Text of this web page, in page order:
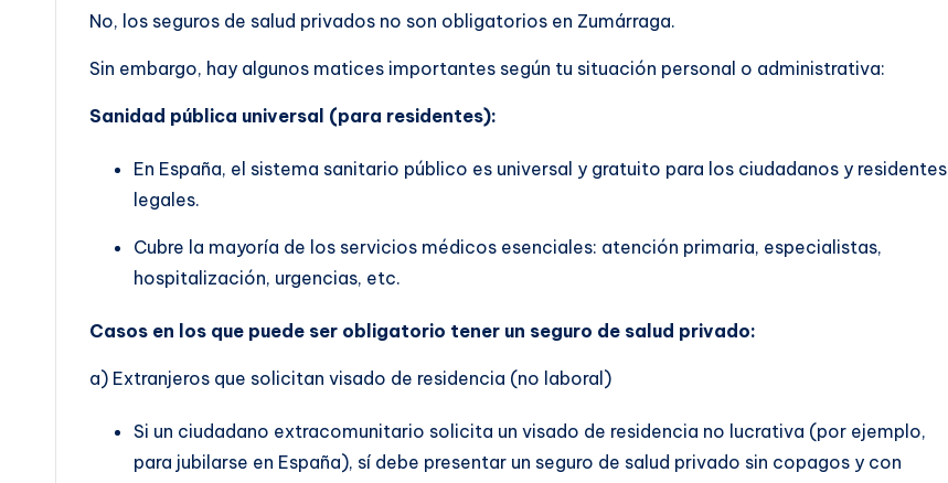
No, los seguros de salud privados no son obligatorios en Zumárraga.
Sin embargo, hay algunos matices importantes según tu situación personal o administrativa:
Sanidad pública universal (para residentes):
En España, el sistema sanitario público es universal y gratuito para los ciudadanos y residentes
legales.
Cubre la mayoría de los servicios médicos esenciales: atención primaria, especialistas,
hospitalización, urgencias, etc.
Casos en los que puede ser obligatorio tener un seguro de salud privado:
a) Extranjeros que solicitan visado de residencia (no laboral)
Si un ciudadano extracomunitario solicita un visado de residencia no lucrativa (por ejemplo,
para jubilarse en España), sí debe presentar un seguro de salud privado sin copagos y con